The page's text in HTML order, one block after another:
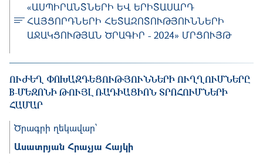
«ԱՍՊԻՐԱՆՏՆԵՐԻ ԵՎ ԵՐԻՏԱՍԱՐԴ
ՀԱՅՑՈՐԴՆԵՐԻ ՀԵՏԱԶՈՏՈՒԹՅՈՒՆՆԵՐԻ
ԱՋԱԿՑՈՒԹՅԱՆ ԾՐԱԳԻՐ - 2024» ՄՐՑՈՒՅԹ
ՈՒԺԵՂ ՓՈԽԱԶԴԵՑՈՒԹՅՈՒՆՆԵՐԻ ՈՒՂՂՈՒՄՆԵՐԸ B
-ՄԵԶՈՆԻ ԹՈՒՅԼ ՌԱԴԻԱՑԻՈՆ ՏՐՈՀՈՒՄՆԵՐԻ ՀԱՄ
ԱՐ
Ծրագրի ղեկավար՝
Ասատրյան Հրաչյա Հայկի